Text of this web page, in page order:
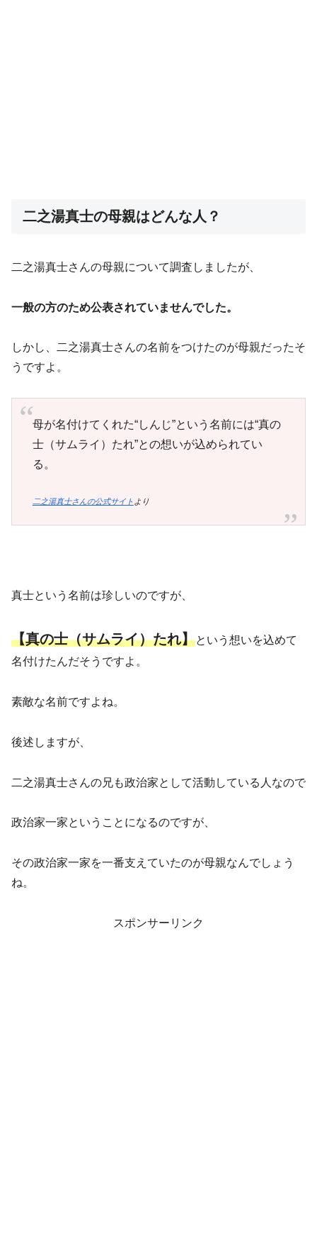
二之湯真士の母親はどんな人？
二之湯真士さんの母親について調査しましたが、
一般の方のため公表されていませんでした。
しかし、二之湯真士さんの名前をつけたのが母親だったそ
うですよ。
母が名付けてくれた“しんじ”という名前には“真の
士（サムライ）たれ”との想いが込められてい
る。
二之湯真士さんの公式サイト より
真士という名前は珍しいのですが、
【真の士（サムライ）たれ】という想いを込めて
名付けたんだそうですよ。
素敵な名前ですよね。
後述しますが、
二之湯真士さんの兄も政治家として活動している人なので
政治家一家ということになるのですが、
その政治家一家を一番支えていたのが母親なんでしょう
ね。
スポンサーリンク